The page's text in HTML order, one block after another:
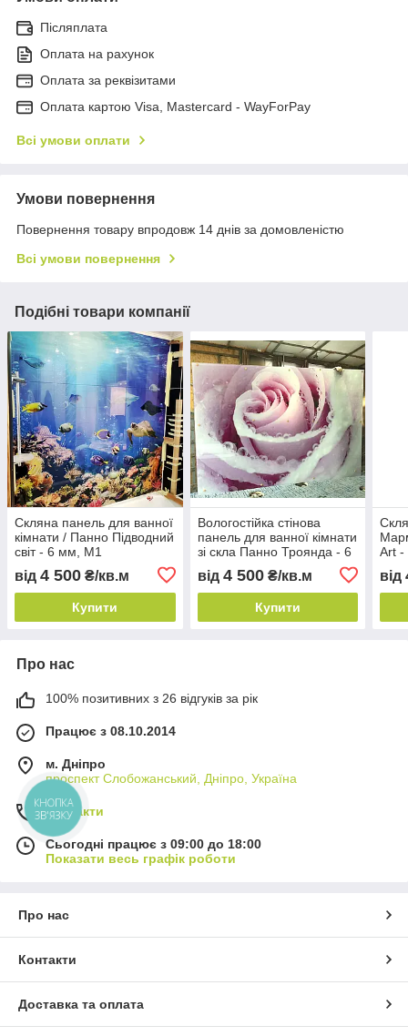
Післяплата
Оплата на рахунок
Оплата за реквізитами
Оплата картою Visa, Mastercard - WayForPay
Всі умови оплати
Умови повернення
Повернення товару впродовж 14 днів за домовленістю
Всі умови повернення
Подібні товари компанії
Скляна панель для ванної
кімнати / Панно Підводний
світ - 6 мм, М1
від 4 500 ₴/кв.м
Купити
Вологостійка стінова
панель для ванної кімнати
зі скла Панно Троянда - 6
від 4 500₴/кв.м
Купити
Art
від
Про нас
100% позитивних з 26 відгуків за рік
Працює з 08.10.2014
м. Дніпро
проспект Слобожанський, Дніпро, Україна
Контакти
Сьогодні працює з 09:00 до 18:00
Показати весь графік роботи
Про нас
Контакти
Доставка та оплата
КНОПКА
ЗВ'ЯЗКУ